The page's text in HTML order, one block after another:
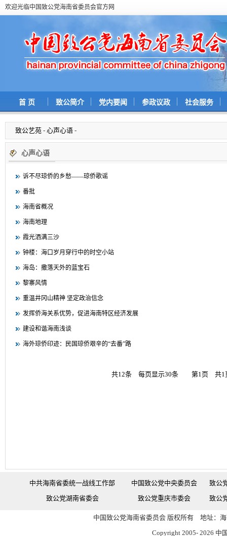
欢迎光临中国致公党海南省委员会官方网
首 页 致公简介 党内要闻 参政议政 社会服务
致公艺苑 - 心声心语 -
心声心语
诉不尽琼侨的乡愁——琼侨歌谣
番批
海南省概况
海南地理
霞光洒满三沙
钟楼：海口岁月穿行中的时空小站
海岛：撒落天外的蓝宝石
黎寨风情
重温井冈山精神 坚定政治信念
发挥侨海关系优势，促进海南特区经济发展
建设和谐海南浅谈
海外琼侨印迹：民国琼侨艰辛的“去番”路
共12条 每页显示30条 第1页 共1
中共海南省委统一战线工作部 中国致公党中央委员会
致公
致公党湖南省委会
致公党重庆市委会 致公
中国致公党海南省委员会 版权所有 地址：
Copyright 2005- 2026 中